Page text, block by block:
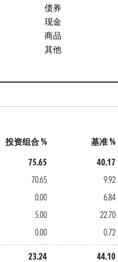
债券
现金
商品
其他
投资组合 % 基准 %
75.65 40.17
70.65 9.92
0.00 6.84
5.00 22.70
0.00 0.72
23.24 44.10